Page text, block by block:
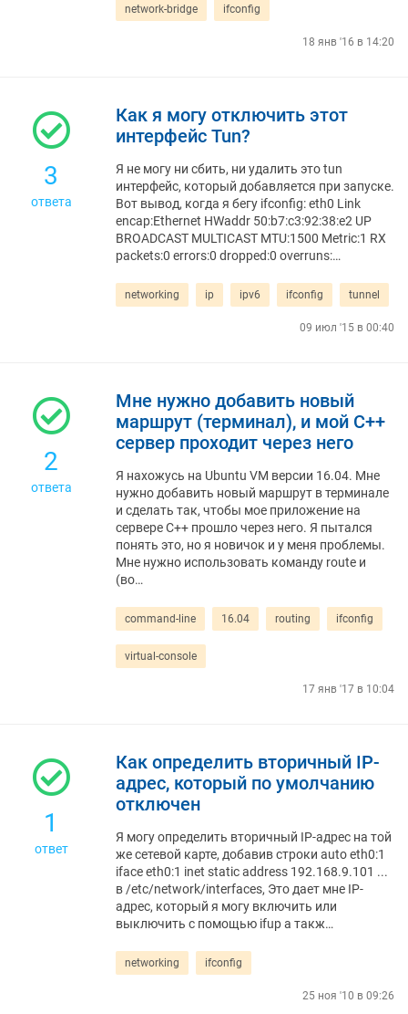
network-bridge ifconfig
18 янв '16 в 14:20
3
ответа
Как я могу отключить этот
интерфейс Tun?
Я не могу ни сбить, ни удалить это tun
интерфейс, который добавляется при запуске.
Вот вывод, когда я бегу ifconfig: eth0 Link
encap:Ethernet HWaddr 50:b7:c3:92:38:e2 UP
BROADCAST MULTICAST MTU:1500 Metric:1 RX
packets:0 errors:0 dropped:0 overruns:…
networking ip ipv6 ifconfig tunnel
09 июл '15 в 00:40
2
ответа
Мне нужно добавить новый
маршрут (терминал), и мой C++
сервер проходит через него
Я нахожусь на Ubuntu VM версии 16.04. Мне
нужно добавить новый маршрут в терминале
и сделать так, чтобы мое приложение на
сервере C++ прошло через него. Я пытался
понять это, но я новичок и у меня проблемы.
Мне нужно использовать команду route и
(во…
command-line 16.04 routing ifconfig
virtual-console
17 янв '17 в 10:04
1
ответ
Как определить вторичный IP-
адрес, который по умолчанию
отключен
Я могу определить вторичный IP-адрес на той
же сетевой карте, добавив строки auto eth0:1
iface eth0:1 inet static address 192.168.9.101 ...
в /etc/network/interfaces, Это дает мне IP-
адрес, который я могу включить или
выключить с помощью ifup а такж…
networking ifconfig
25 ноя '10 в 09:26